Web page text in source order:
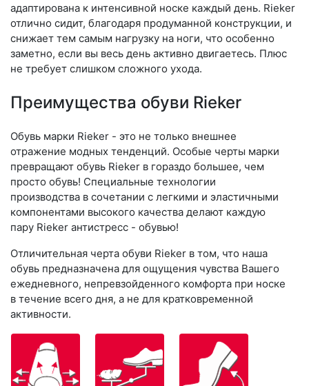
адаптирована к интенсивной носке каждый день. Ri­eker
отлично сидит, благодаря продуманной конструкции, и
снижает тем самым нагрузку на ноги, что особенно
заметно, если вы весь день активно двигаетесь. Плюс
не требует слишком сложного ухода.
Преимущества обуви Rieker
Обувь марки Rieker - это не только внешнее
отражение модных тенденций. Особые черты марки
превращают обувь Rieker в гораздо большее, чем
просто обувь! Специальные технологии
производства в сочетании с легкими и эластичными
компонентами высокого качества делают каждую
пару Rieker антистресс - обувью!
Отличительная черта обуви Rieker в том, что наша
обувь предназначена для ощущения чувства Вашего
ежедневного, непревзойденного комфорта при носке
в течение всего дня, а не для кратковременной
активности.